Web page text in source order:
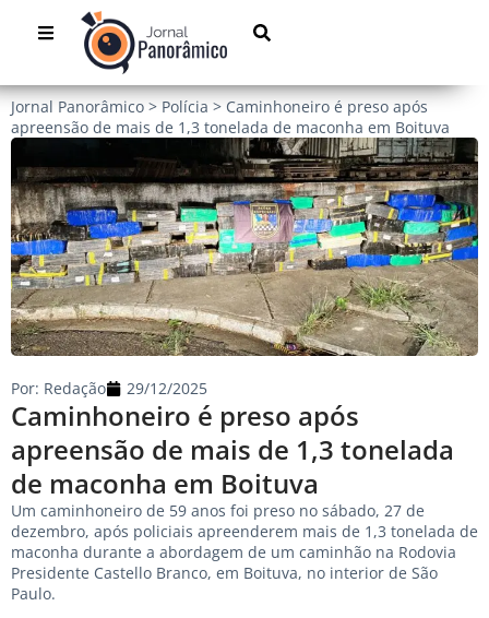
Jornal Panorâmico > Polícia > Caminhoneiro é preso após
apreensão de mais de 1,3 tonelada de maconha em Boituva
Caminhoneiro é preso após
apreensão de mais de 1,3 tonelada
de maconha em Boituva
Por: Redação 29/12/2025
Um caminhoneiro de 59 anos foi preso no sábado, 27 de
dezembro, após policiais apreenderem mais de 1,3 tonelada de
maconha durante a abordagem de um caminhão na Rodovia
Presidente Castello Branco, em Boituva, no interior de São
Paulo.